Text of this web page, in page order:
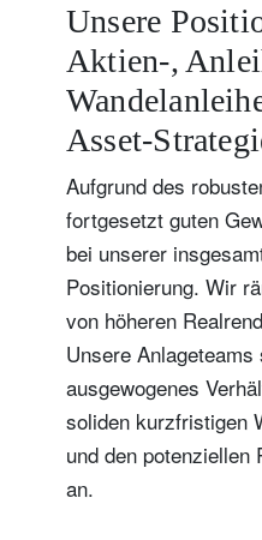
Unsere
Aktien-,
Asset-
Aufgrund des
fortgesetzt guten
bei unserer
Positionierung. Wir
von höheren
Unsere
ausgewogenes
soliden kurzfristigen
und den potenziellen
an.